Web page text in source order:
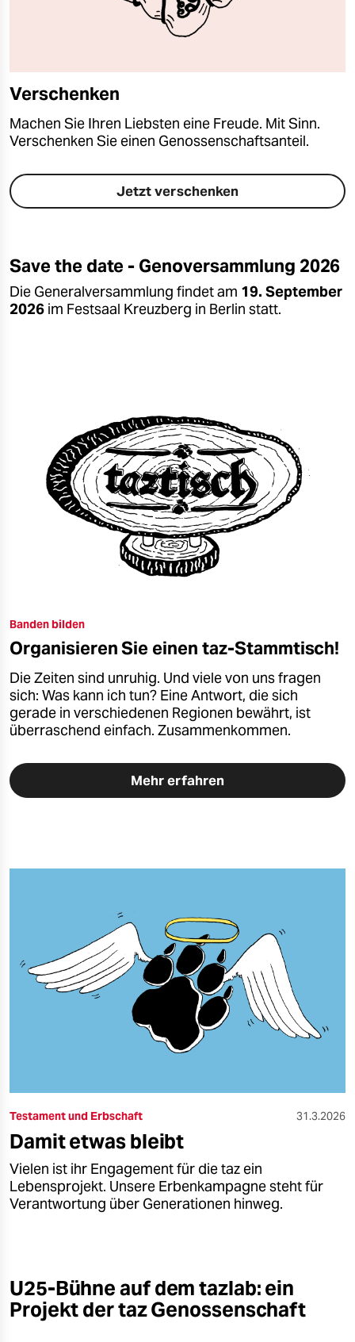
Verschenken
Machen Sie Ihren Liebsten eine Freude. Mit Sinn.
Verschenken Sie einen Genossenschaftsanteil.
Jetzt verschenken
Save the date - Genoversammlung 2026
Die Generalversammlung findet am 19. September
2026 im Festsaal Kreuzberg in Berlin statt.
Banden bilden
Organisieren Sie einen taz-Stammtisch!
Die Zeiten sind unruhig. Und viele von uns fragen
sich: Was kann ich tun? Eine Antwort, die sich
gerade in verschiedenen Regionen bewährt, ist
überraschend einfach. Zusammenkommen.
Mehr erfahren
Testament und Erbschaft 31.3.2026
Damit etwas bleibt
Vielen ist ihr Engagement für die taz ein
Lebensprojekt. Unsere Erbenkampagne steht für
Verantwortung über Generationen hinweg.
U25-Bühne auf dem tazlab: ein
Projekt der taz Genossenschaft